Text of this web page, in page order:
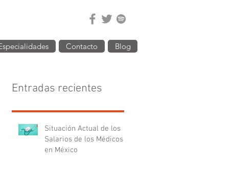
Contacto Blog
Entradas recientes
Situación Actual de los
Salarios de los Médicos
en México